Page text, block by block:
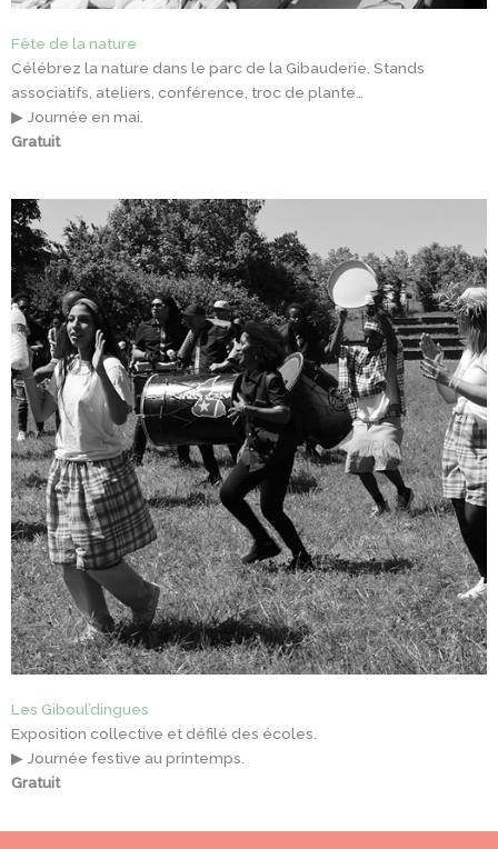
Fête de la nature
Célébrez la nature dans le parc de la Gibauderie. Stands
associatifs, ateliers, conférence, troc de plante…
▶ Journée en mai.
Gratuit
Les Giboul’dingues
Exposition collective et défilé des écoles.
▶ Journée festive au printemps.
Gratuit